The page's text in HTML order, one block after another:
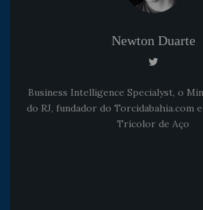
Newton Duarte
Business Intelligence Specialyst, o
do RJ, fundador do Torcidabahia.com
Tricolor de Aço